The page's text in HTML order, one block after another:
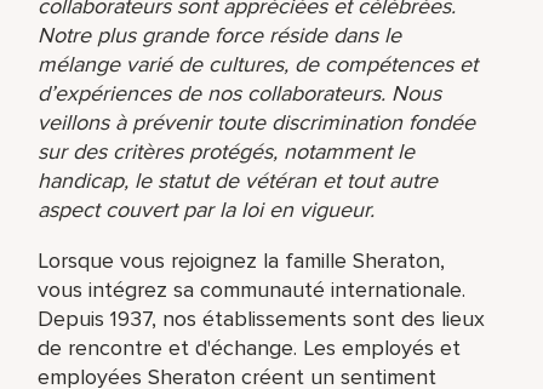
collaborateurs sont appréciées et célébrées.
Notre plus grande force réside dans le
mélange varié de cultures, de compétences et
d’expériences de nos collaborateurs. Nous
veillons à prévenir toute discrimination fondée
sur des critères protégés, notamment le
handicap, le statut de vétéran et tout autre
aspect couvert par la loi en vigueur.
Lorsque vous rejoignez la famille Sheraton,
vous intégrez sa communauté internationale.
Depuis 1937, nos établissements sont des lieux
de rencontre et d'échange. Les employés et
employées Sheraton créent un sentiment